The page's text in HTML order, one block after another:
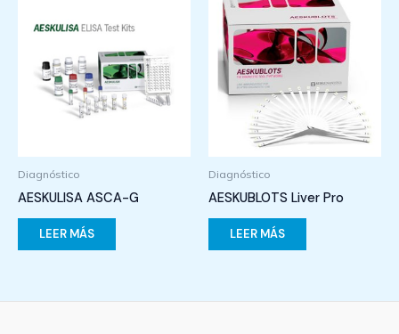
Diagnóstico
AESKULISA ASCA-G
LEER MÁS
Diagnóstico
AESKUBLOTS Liver Pro
LEER MÁS